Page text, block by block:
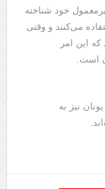
خود شناخته
می‌کنند و وقتی
این امر
است.
نیز به